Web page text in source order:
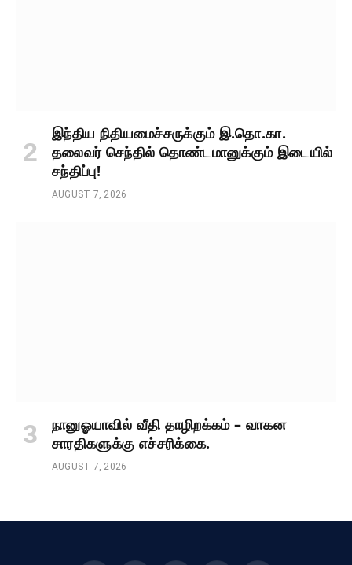
இந்திய நிதியமைச்சருக்கும் இ.தொ.கா.
தலைவர் செந்தில் தொண்டமானுக்கும் இடையில்
சந்திப்பு!
AUGUST 7, 2026
நானுஓயாவில் வீதி தாழிறக்கம் – வாகன
சாரதிகளுக்கு எச்சரிக்கை.
AUGUST 7, 2026